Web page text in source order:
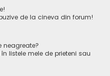
de la cineva din forum!
neagreate?
listele mele de prieteni sau